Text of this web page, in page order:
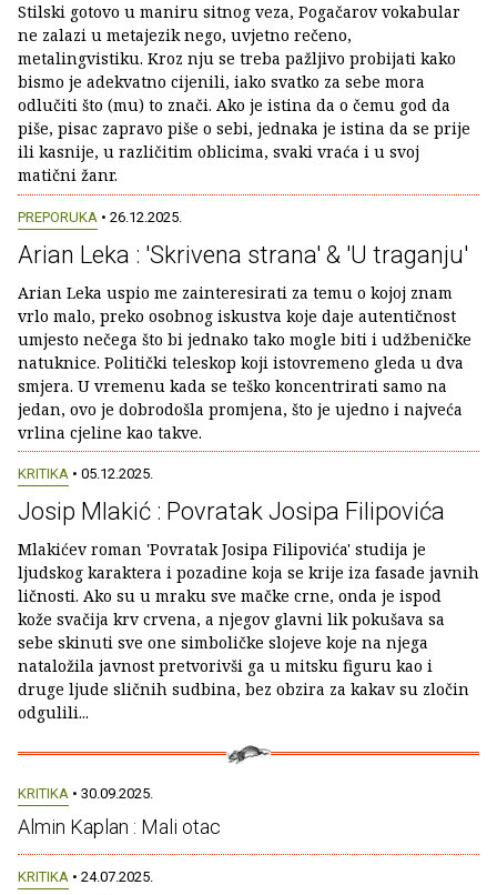
Stilski gotovo u maniru sitnog veza, Pogačarov vokabular
ne zalazi u metajezik nego, uvjetno rečeno,
metalingvistiku. Kroz nju se treba pažljivo probijati kako
bismo je adekvatno cijenili, iako svatko za sebe mora
odlučiti što (mu) to znači. Ako je istina da o čemu god da
piše, pisac zapravo piše o sebi, jednaka je istina da se prije
ili kasnije, u različitim oblicima, svaki vraća i u svoj
matični žanr.
PREPORUKA • 26.12.2025.
Arian Leka : 'Skrivena strana' & 'U traganju'
Arian Leka uspio me zainteresirati za temu o kojoj znam
vrlo malo, preko osobnog iskustva koje daje autentičnost
umjesto nečega što bi jednako tako mogle biti i udžbeničke
natuknice. Politički teleskop koji istovremeno gleda u dva
smjera. U vremenu kada se teško koncentrirati samo na
jedan, ovo je dobrodošla promjena, što je ujedno i najveća
vrlina cjeline kao takve.
KRITIKA • 05.12.2025.
Josip Mlakić : Povratak Josipa Filipovića
Mlakićev roman 'Povratak Josipa Filipovića' studija je
ljudskog karaktera i pozadine koja se krije iza fasade javnih
ličnosti. Ako su u mraku sve mačke crne, onda je ispod
kože svačija krv crvena, a njegov glavni lik pokušava sa
sebe skinuti sve one simboličke slojeve koje na njega
nataložila javnost pretvorivši ga u mitsku figuru kao i
druge ljude sličnih sudbina, bez obzira za kakav su zločin
odgulili...
KRITIKA • 30.09.2025.
Almin Kaplan : Mali otac
KRITIKA • 24.07.2025.